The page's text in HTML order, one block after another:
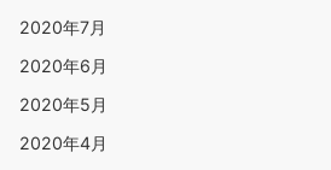
2020年7月
2020年6月
2020年5月
2020年4月